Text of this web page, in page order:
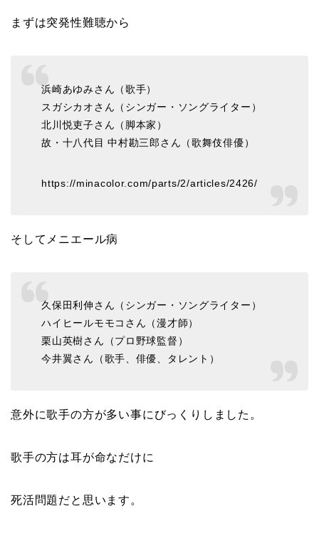
まずは突発性難聴から
浜崎あゆみさん（歌手）
スガシカオさん（シンガー・ソングライター）
北川悦吏子さん（脚本家）
故・十八代目 中村勘三郎さん（歌舞伎俳優）
https://minacolor.com/parts/2/articles/2426/
そしてメニエール病
久保田利伸さん（シンガー・ソングライター）
ハイヒールモモコさん（漫才師）
栗山英樹さん（プロ野球監督）
今井翼さん（歌手、俳優、タレント）
意外に歌手の方が多い事にびっくりしました。
歌手の方は耳が命なだけに
死活問題だと思います。